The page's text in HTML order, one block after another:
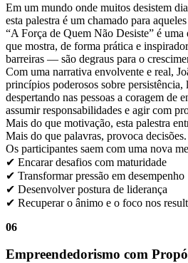
Em um mundo onde muitos desistem
esta palestra é um chamado para
“A Força de Quem Não Desiste” é
que mostra, de forma prática e
barreiras — são degraus para o
Com uma narrativa envolvente e real,
princípios poderosos sobre persistência,
despertando nas pessoas a coragem de
assumir responsabilidades e agir com
Mais do que motivação, esta palestra
Mais do que palavras, provoca decisões.
Os participantes saem com uma nova
✔ Encarar desafios com maturidade
✔ Transformar pressão em desempenho
✔ Desenvolver postura de liderança
✔ Recuperar o ânimo e o foco nos
06
Empreendedorismo com